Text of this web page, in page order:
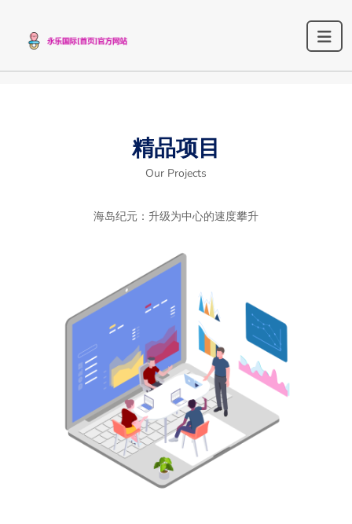
精品项目
Our Projects
海岛纪元：升级为中心的速度攀升